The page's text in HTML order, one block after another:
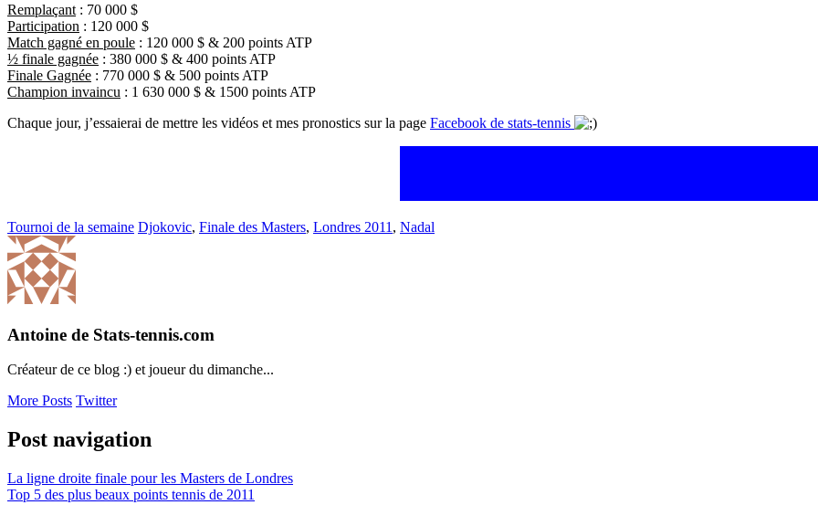
Remplaçant : 70 000 $
Participation : 120 000 $
Match gagné en poule : 120 000 $ & 200 points ATP
½ finale gagnée : 380 000 $ & 400 points ATP
Finale Gagnée : 770 000 $ & 500 points ATP
Champion invaincu : 1 630 000 $ & 1500 points ATP
Chaque jour, j’essaierai de mettre les vidéos et mes pronostics sur la page Facebook de stats-tennis
Tournoi de la semaine Djokovic, Finale des Masters, Londres 2011 , Nadal
Antoine de Stats-tennis.com
Créateur de ce blog :) et joueur du dimanche...
More Posts Twitter
Post navigation
La ligne droite finale pour les Masters de Londres
Top 5 des plus beaux points tennis de 2011